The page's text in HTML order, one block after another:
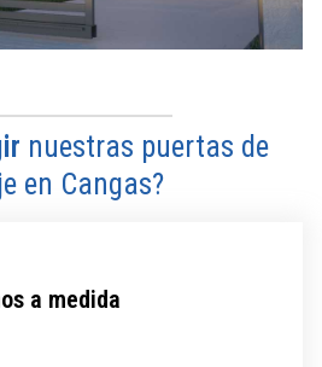
nuestras puertas de
en Cangas?
a medida